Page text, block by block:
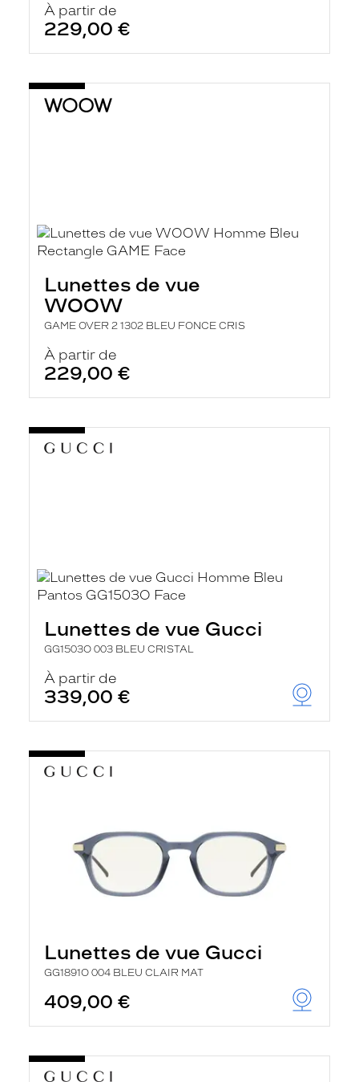
À partir de
229,00 €
Lunettes de vue
WOOW
GAME OVER 2 1302 BLEU FONCE CRIS
À partir de
229,00 €
Lunettes de vue Gucci
GG1503O 003 BLEU CRISTAL
À partir de
339,00 €
Lunettes de vue Gucci
GG1891O 004 BLEU CLAIR MAT
409,00 €